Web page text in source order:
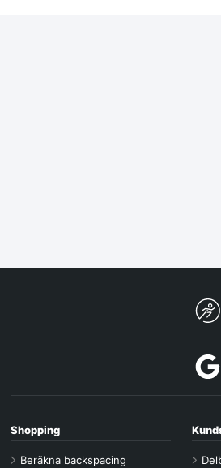
Shopping
Beräkna backspacing